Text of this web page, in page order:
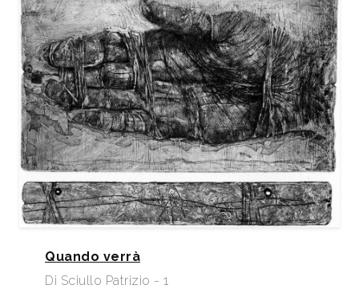
Quando verrà
Di Sciullo Patrizio - 1